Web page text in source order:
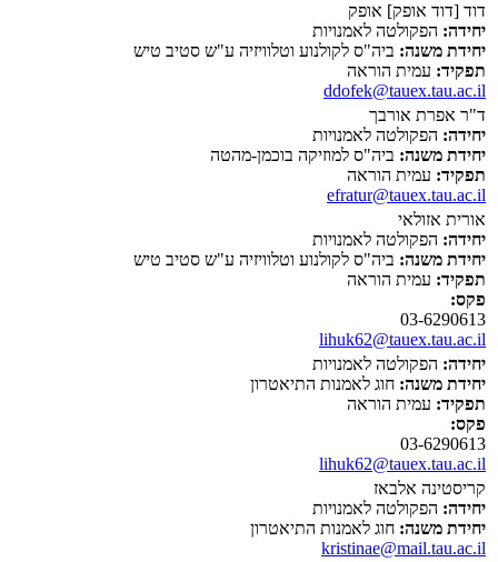
דוד [דוד אופק] אופק
יחידה: הפקולטה לאמנויות
יחידת משנה: ביה"ס לקולנוע וטלוויזיה ע"ש סטיב טיש
תפקיד: עמית הוראה
ddofek@tauex.tau.ac.il
ד"ר אפרת אורבך
יחידה: הפקולטה לאמנויות
יחידת משנה: ביה"ס למוזיקה בוכמן-מהטה
תפקיד: עמית הוראה
efratur@tauex.tau.ac.il
אורית אזולאי
יחידה: הפקולטה לאמנויות
יחידת משנה: ביה"ס לקולנוע וטלוויזיה ע"ש סטיב טיש
תפקיד: עמית הוראה
פקס:
03-6290613
lihuk62@tauex.tau.ac.il
יחידה: הפקולטה לאמנויות
יחידת משנה: חוג לאמנות התיאטרון
תפקיד: עמית הוראה
פקס:
03-6290613
lihuk62@tauex.tau.ac.il
קריסטינה אלבאז
יחידה: הפקולטה לאמנויות
יחידת משנה: חוג לאמנות התיאטרון
kristinae@mail.tau.ac.il